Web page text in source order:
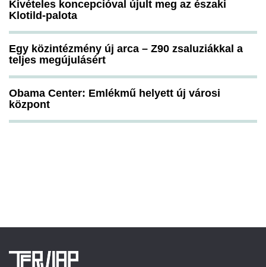
Kivételes koncepcióval újult meg az északi
Klotild-palota
Egy közintézmény új arca – Z90 zsaluziákkal a
teljes megújulásért
Obama Center: Emlékmű helyett új városi
központ